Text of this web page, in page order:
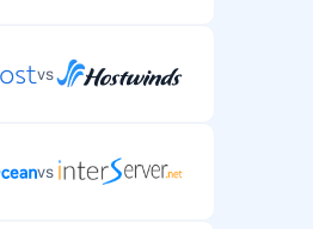
vs
vs